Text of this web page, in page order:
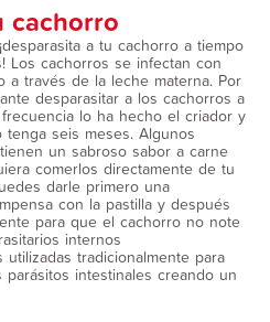
cachorro
a tu cachorro a tiempo
Los cachorros se infectan con
través de la leche materna. Por
desparasitar a los cachorros a
lo ha hecho el criador y
seis meses. Algunos
un sabroso sabor a carne
comerlos directamente de tu
darle primero una
con la pastilla y después
para que el cachorro no note
internos
tradicionalmente para
intestinales creando un